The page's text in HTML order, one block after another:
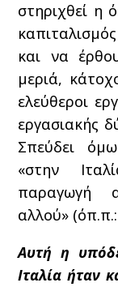
στηριχθεί η
και να
μεριά,
ελεύθεροι
εργασιακής
Σπεύδει
«στην
παραγωγή
αλλού»
Αυτή η
Ιταλία ήταν